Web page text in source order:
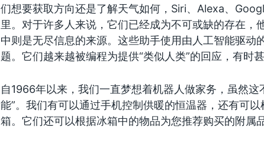
们想要获取方向还是了解天气如何，Siri、Alexa、
里。对于许多人来说，它们已经成为不可或缺的存在，
中则是无尽信息的来源。这些助手使用由人工智能驱动
题。它们越来越被编程为提供“类似人类”的回应，有时
自1966年以来，我们一直梦想着机器人做家务，虽然
能”。我们有可以通过手机控制供暖的恒温器，还有可
箱。它们还可以根据冰箱中的物品为您推荐购买的附属